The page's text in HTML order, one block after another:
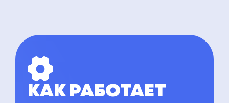
КАК РАБОТАЕТ